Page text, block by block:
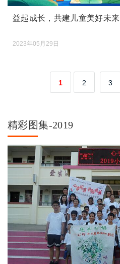
益起成长，共建儿童美好未来
2023年05月29日
1 2 3
精彩图集-2019